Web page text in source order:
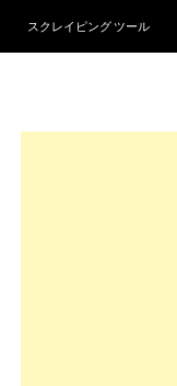
スクレイピング ツール